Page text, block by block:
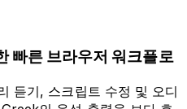
빠른 브라우저 워크플로
듣기, 스크립트 수정 및 오디